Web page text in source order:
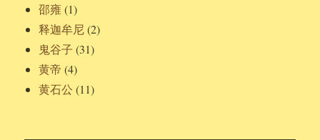
邵雍 (1)
释迦牟尼(2)
鬼谷子 (31)
黄帝 (4)
黄石公 (11)